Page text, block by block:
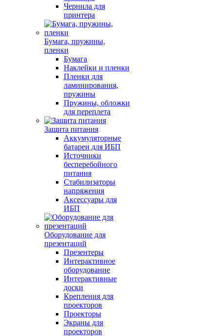
Чернила для
принтера
Бумага, пружины,
пленки
Бумага
Наклейки и пленки
Пленки для
ламинирования,
пружины
Пружины, обложки
для переплета
Защита питания
Аккумуляторные
батареи для ИБП
Источники
бесперебойного
питания
Стабилизаторы
напряжения
Аксессуары для
ИБП
Оборудование для
презентаций
Презентеры
Интерактивное
оборудование
Интерактивные
доски
Крепления для
проекторов
Проекторы
Экраны для
проекторов